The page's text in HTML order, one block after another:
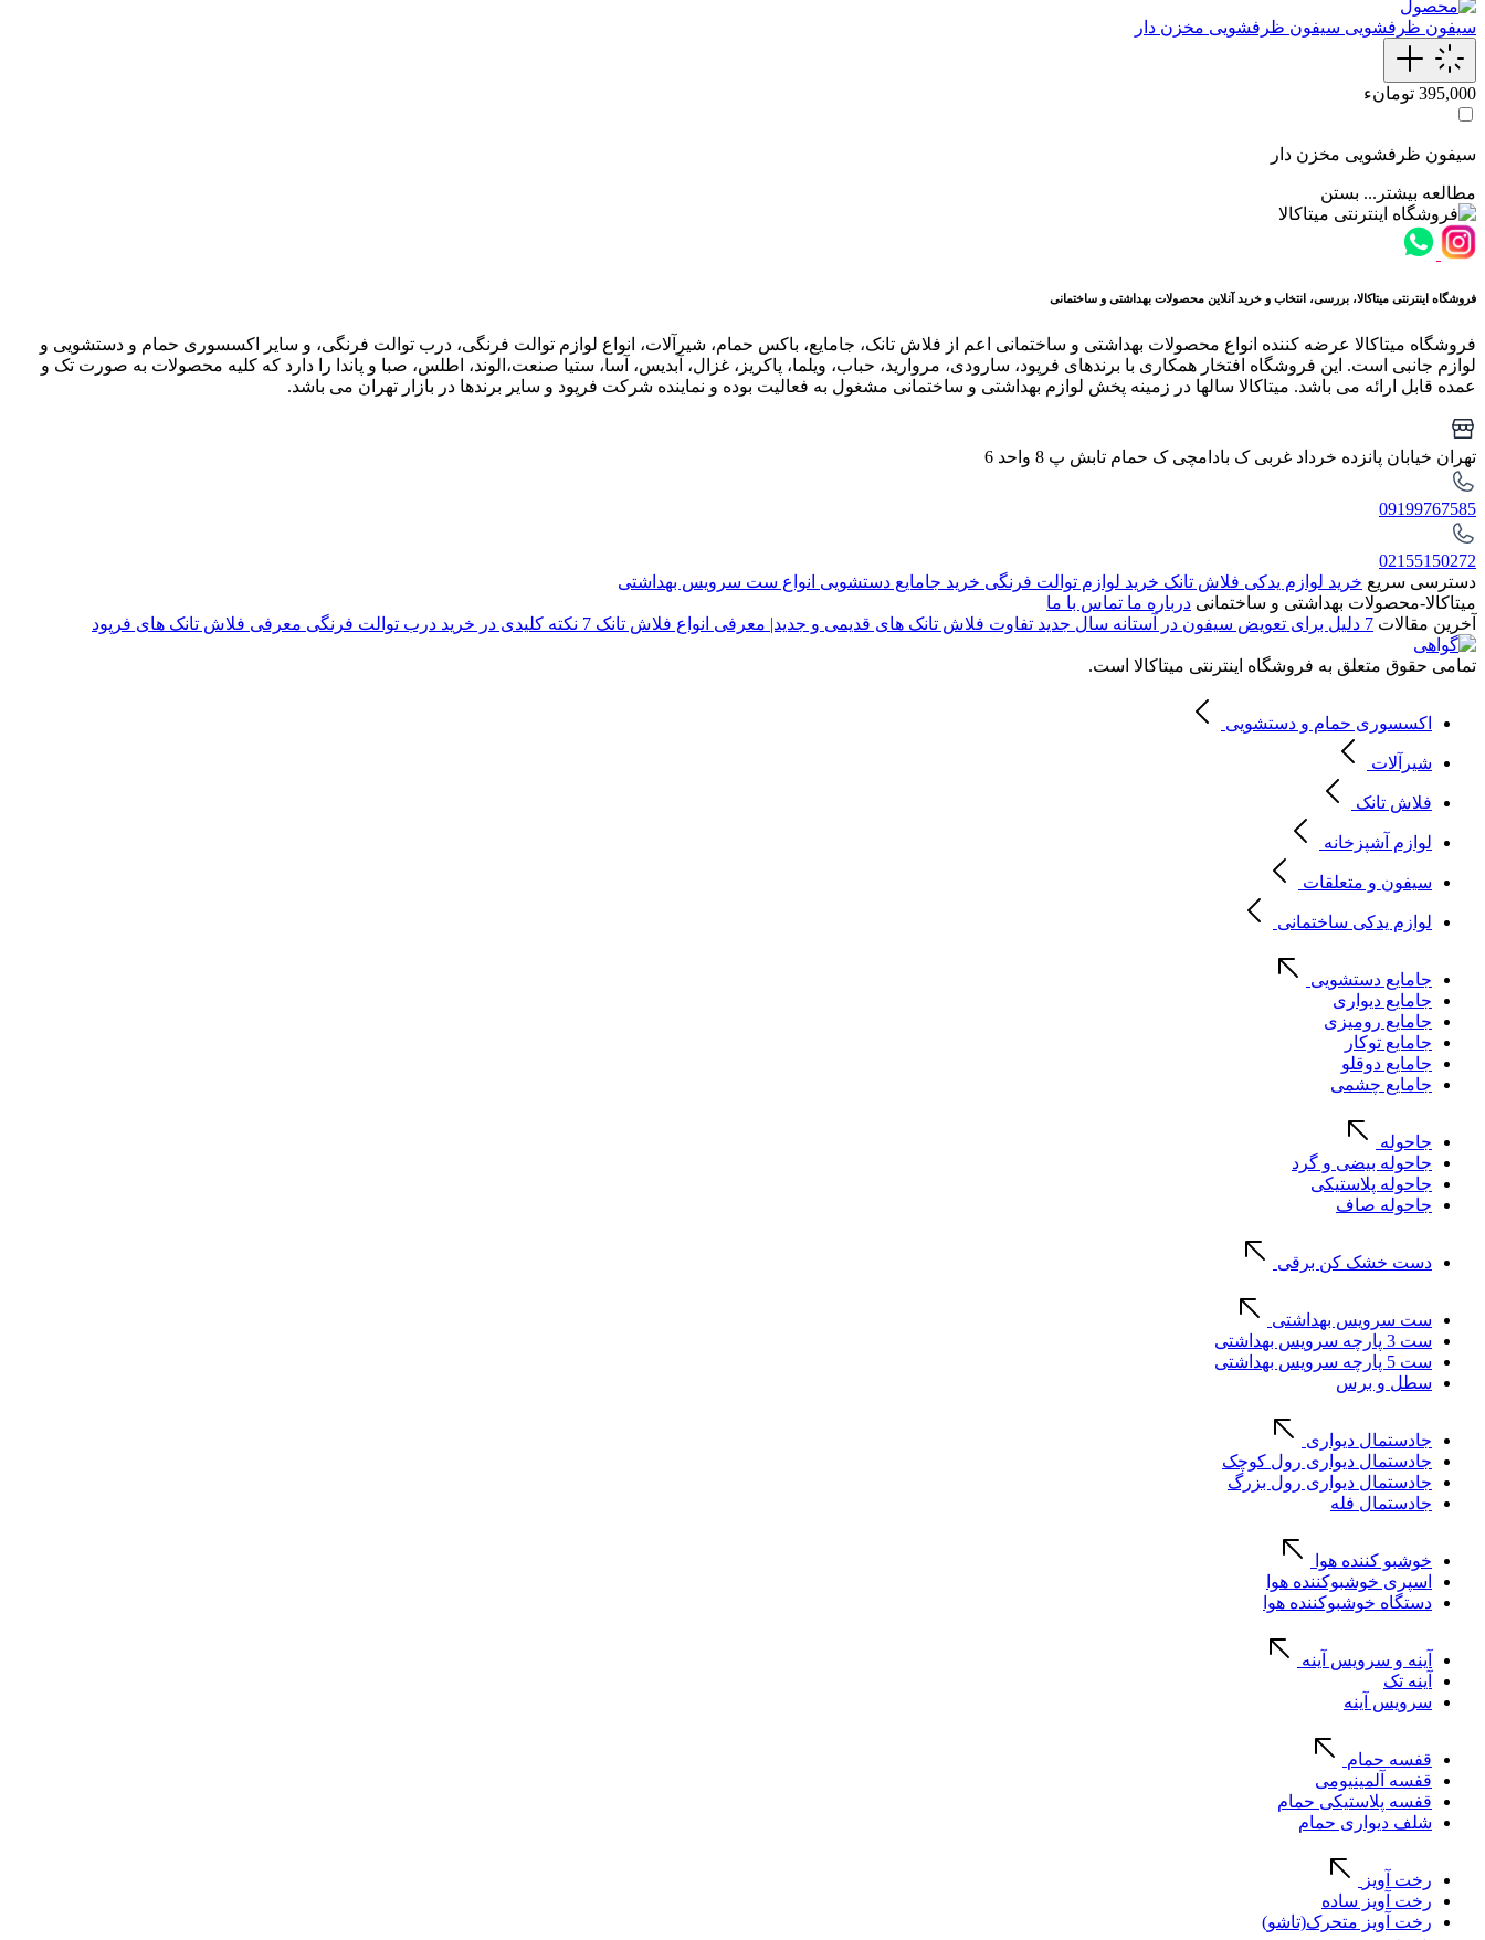
سیفون ظرفشویی سیفون ظرفشویی مخزن دار
395,000 تومانء
سیفون ظرفشویی مخزن دار
مطالعه بیشتر... بستن
فروشگاه اینترنتی میتاکالا، بررسی، انتخاب و خرید آنلاین محصولات بهداشتی و ساختمانی
فروشگاه میتاکالا عرضه کننده انواع محصولات بهداشتی و ساختمانی اعم از فلاش تانک، جامایع، باکس حمام، شیرآلات، انواع لوازم توالت فرنگی، درب توالت فرنگی، و سایر اکسسوری حمام و دستشویی و
لوازم جانبی است. این فروشگاه افتخار همکاری با برندهای فرپود، سارودی، مروارید، حباب، ویلما، پاکریز، غزال، آبدیس، آسا، ستیا صنعت،الوند، اطلس، صبا و پاندا را دارد که کلیه محصولات به صورت تک و
عمده قابل ارائه می باشد. میتاکالا سالها در زمینه پخش لوازم بهداشتی و ساختمانی مشغول به فعالیت بوده و نماینده شرکت فرپود و سایر برندها در بازار تهران می باشد.
تهران خیابان پانزده خرداد غربی ک بادامچی ک حمام تابش پ 8 واحد 6
09199767585
02155150272
دسترسی سریع خرید لوازم یدکی فلاش تانک خرید لوازم توالت فرنگی خرید جامایع دستشویی انواع ست سرویس بهداشتی
میتاکالا-محصولات بهداشتی و ساختمانی درباره ما تماس با ما
آخرین مقالات 7 دلیل برای تعویض سیفون در آستانه سال جدید تفاوت فلاش تانک های قدیمی و جدید| معرفی انواع فلاش تانک 7 نکته کلیدی در خرید درب توالت فرنگی معرفی فلاش تانک های فرپود
تمامی حقوق متعلق به فروشگاه اینترنتی میتاکالا است.
اکسسوری حمام و دستشویی
شیرآلات
فلاش تانک
لوازم آشپزخانه
سیفون و متعلقات
لوازم یدکی ساختمانی
جامایع دستشویی
جامایع دیواری
جامایع رومیزی
جامایع توکار
جامایع دوقلو
جامایع چشمی
جاحوله
جاحوله بیضی و گرد
جاحوله پلاستیکی
جاحوله صاف
دست خشک کن برقی
ست سرویس بهداشتی
ست 3 پارچه سرویس بهداشتی
ست 5 پارچه سرویس بهداشتی
سطل و برس
جادستمال دیواری
جادستمال دیواری رول کوچک
جادستمال دیواری رول بزرگ
جادستمال فله
خوشبو کننده هوا
اسپری خوشبوکننده هوا
دستگاه خوشبوکننده هوا
آینه و سرویس آینه
آینه تک
سرویس آینه
قفسه حمام
قفسه آلمینیومی
قفسه پلاستیکی حمام
شلف دیواری حمام
رخت آویز
رخت آویز ساده
رخت آویز متحرک(تاشو)